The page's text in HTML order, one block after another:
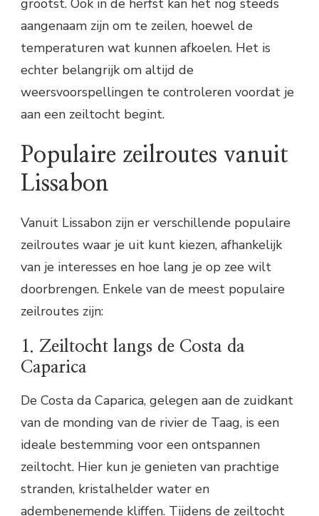
aangenaam zijn om te zeilen, hoewel de
temperaturen wat kunnen afkoelen. Het is
echter belangrijk om altijd de
weersvoorspellingen te controleren voordat je
aan een zeiltocht begint.
Populaire zeilroutes vanuit
Lissabon
Vanuit Lissabon zijn er verschillende populaire
zeilroutes waar je uit kunt kiezen, afhankelijk
van je interesses en hoe lang je op zee wilt
doorbrengen. Enkele van de meest populaire
zeilroutes zijn:
1. Zeiltocht langs de Costa da
Caparica
De Costa da Caparica, gelegen aan de zuidkant
van de monding van de rivier de Taag, is een
ideale bestemming voor een ontspannen
zeiltocht. Hier kun je genieten van prachtige
stranden, kristalhelder water en
adembenemende kliffen. Tijdens de zeiltocht